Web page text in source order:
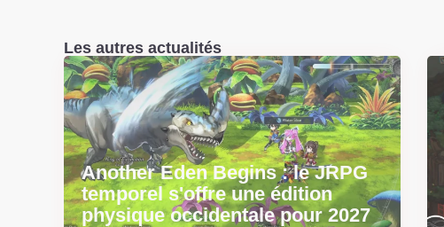
Les autres actualités
Another Eden Begins : le JRPG
temporel s'offre une édition
physique occidentale pour 2027